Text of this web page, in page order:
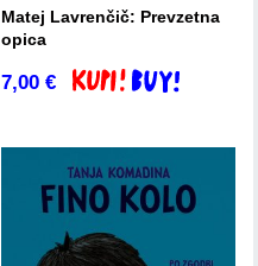
Matej Lavrenčič: Prevzetna
opica
7,00€ Dodaj v košarico